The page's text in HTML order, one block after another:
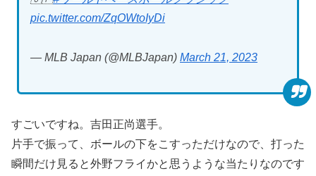
pic.twitter.com/ZqOWtoIyDi
— MLB Japan (@MLBJapan) March 21, 2023
すごいですね。吉田正尚選手。
片手で振って、ボールの下をこすっただけなので、打った
瞬間だけ見ると外野フライかと思うような当たりなのです